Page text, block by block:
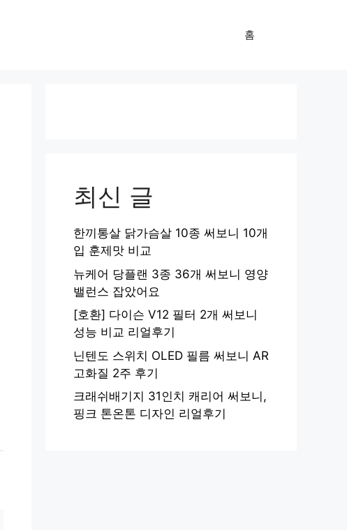
홈
최신 글
한끼통살 닭가슴살 10종 써보니 10개
입 훈제맛 비교
뉴케어 당플랜 3종 36개 써보니 영양
밸런스 잡았어요
[호환] 다이슨 V12 필터 2개 써보니
성능 비교 리얼후기
닌텐도 스위치 OLED 필름 써보니 AR
고화질 2주 후기
크래쉬배기지 31인치 캐리어 써보니,
핑크 톤온톤 디자인 리얼후기